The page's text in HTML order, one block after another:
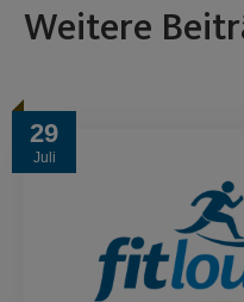
Weitere
29
Juli